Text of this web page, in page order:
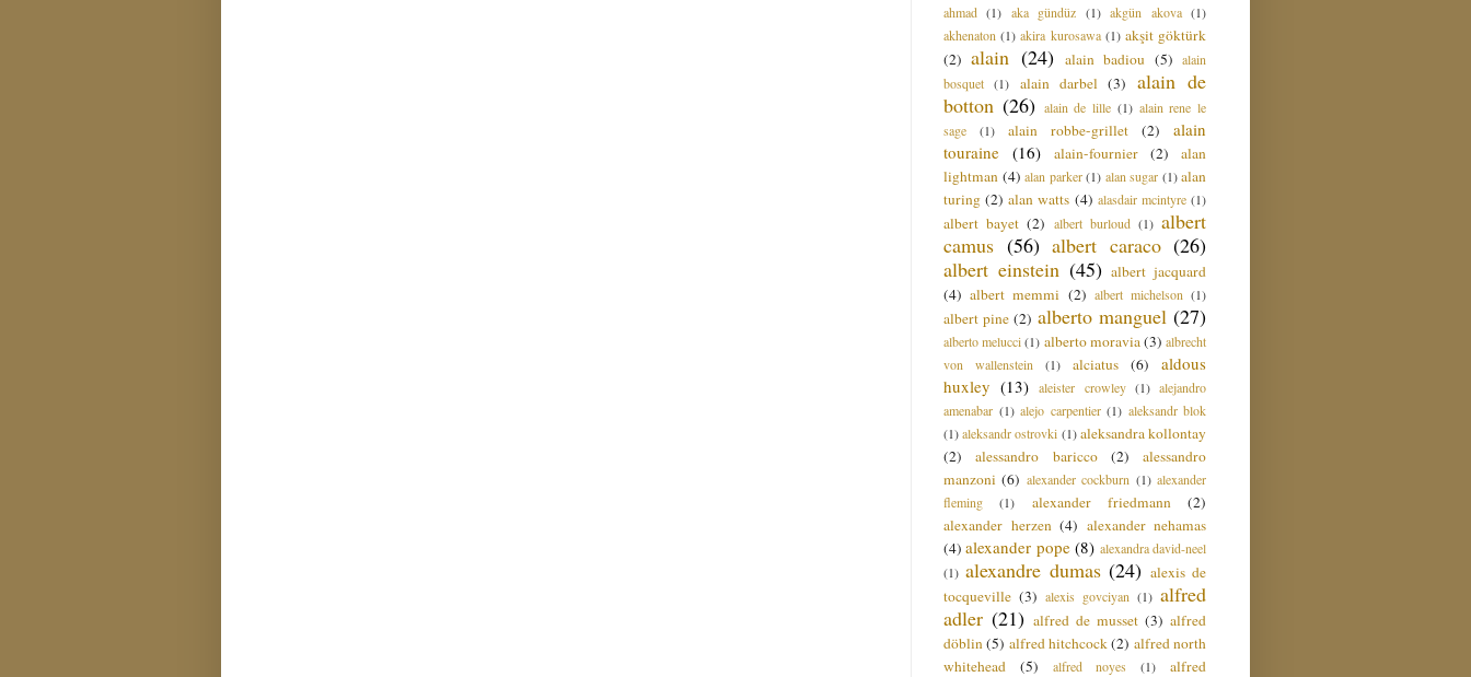
ahmad (1) aka gündüz (1) akgün akova (1)
akhenaton (1) akira kurosawa (1) akşit göktürk
(2) alain (24) alain badiou (5) alain
bosquet (1) alain darbel (3)
alain de
botton (26) alain de lille (1) alain rene le
sage
(1) alain robbe-grillet (2)
alain
touraine (16) alain-fournier (2)
alan
lightman (4) alan parker (1) alan sugar (1) alan
turing (2) alan watts (4) alasdair mcintyre (1)
albert bayet (2) albert burloud (1) albert
camus (56) albert caraco (26)
albert einstein (45) albert jacquard
(4) albert memmi (2) albert michelson (1)
albert pine (2) alberto manguel (27)
alberto melucci (1) alberto moravia (3) albrecht
von wallenstein
(1) alciatus (6)
aldous
huxley (13) aleister crowley (1) alejandro
amenabar (1) alejo carpentier (1) aleksandr blok
(1) aleksandr ostrovki (1) aleksandra kollontay
(2)
alessandro baricco (2)
alessandro
manzoni (6) alexander cockburn (1) alexander
fleming
(1) alexander friedmann
(2)
alexander herzen (4) alexander nehamas
(4) alexander pope (8) alexandra david-neel
(1) alexandre dumas (24) alexis de
tocqueville (3) alexis govciyan (1) alfred
adler (21) alfred de musset (3) alfred
döblin (5) alfred hitchcock(2) alfred north
whitehead
(5) alfred noyes (1)
alfred